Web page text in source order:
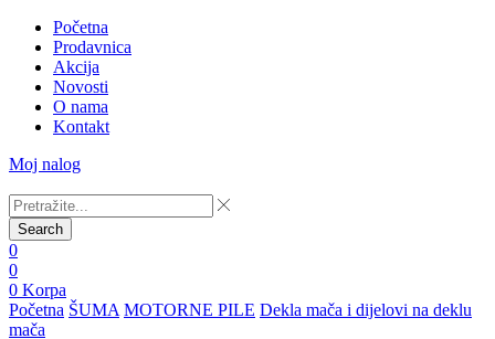
Početna
Prodavnica
Akcija
Novosti
O nama
Kontakt
Moj nalog
Search
0
0
0 Korpa
Početna ŠUMA MOTORNE PILE Dekla mača i dijelovi na deklu
mača